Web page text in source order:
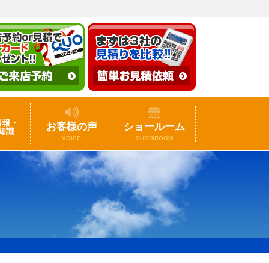
・
識
お客様の声
VOICE
ショールーム
SHOWROOM